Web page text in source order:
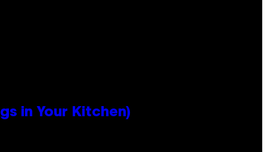
in Your Kitchen)